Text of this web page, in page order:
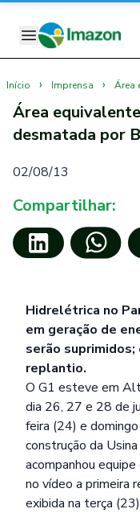
Início › Imprensa › Área
Área
desmatada por
02/08/13
Compartilhar:
Hidrelétrica no
em geração de
serão
replantio.
O G1 esteve em
dia 26, 27 e 28 de
feira (24) e
construção da
acompanhou
no vídeo a primeira
exibida na terça